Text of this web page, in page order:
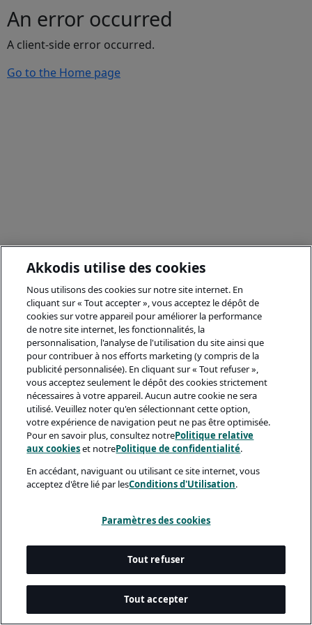
An error occurred
A client-side error occurred.
Go to the Home page
Akkodis utilise des cookies
Nous utilisons des cookies sur notre site internet. En
cliquant sur « Tout accepter », vous acceptez le dépôt de
cookies sur votre appareil pour améliorer la performance
de notre site internet, les fonctionnalités, la
personnalisation, l'analyse de l'utilisation du site ainsi que
pour contribuer à nos efforts marketing (y compris de la
publicité personnalisée). En cliquant sur « Tout refuser »,
vous acceptez seulement le dépôt des cookies strictement
nécessaires à votre appareil. Aucun autre cookie ne sera
utilisé. Veuillez noter qu'en sélectionnant cette option,
votre expérience de navigation peut ne pas être optimisée.
Pour en savoir plus, consultez notrePolitique relative
aux cookieset notrePolitique de confidentialité.
En accédant, naviguant ou utilisant ce site internet, vous
acceptez d'être lié par lesConditions d'Utilisation.
Paramètres des cookies
Tout refuser
Tout accepter